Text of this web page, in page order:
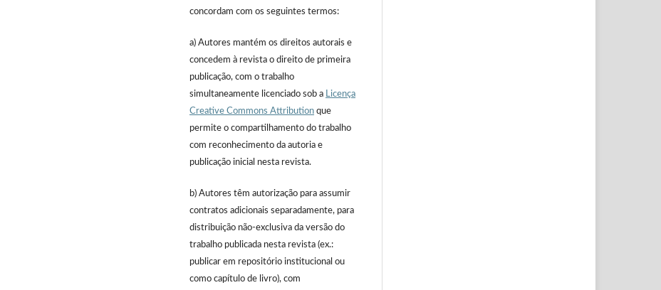
concordam com os seguintes termos:
a) Autores mantém os direitos autorais e
concedem à revista o direito de primeira
publicação, com o trabalho
simultaneamente licenciado sob a Licença
Creative Commons Attribution que
permite o compartilhamento do trabalho
com reconhecimento da autoria e
publicação inicial nesta revista.
b) Autores têm autorização para assumir
contratos adicionais separadamente, para
distribuição não-exclusiva da versão do
trabalho publicada nesta revista (ex.:
publicar em repositório institucional ou
como capítulo de livro), com